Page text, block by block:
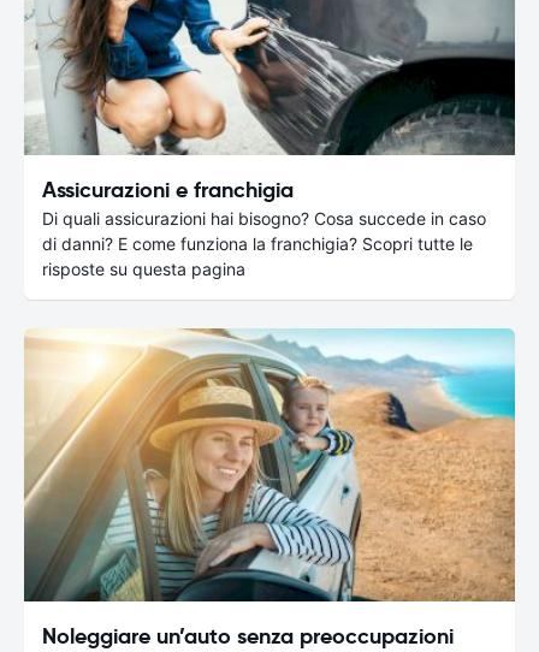
Assicurazioni e franchigia
Di quali assicurazioni hai bisogno? Cosa succede in caso
di danni? E come funziona la franchigia? Scopri tutte le
risposte su questa pagina
Noleggiare un’auto senza preoccupazioni